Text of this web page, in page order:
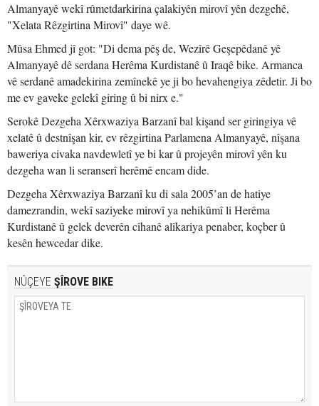
Almanyayê wekî rûmetdarkirina çalakiyên mirovî yên dezgehê,
"Xelata Rêzgirtina Mirovî" daye wê.
Mûsa Ehmed jî got: "Di dema pêş de, Wezîrê Geşepêdanê yê
Almanyayê dê serdana Herêma Kurdistanê û Iraqê bike. Armanca
vê serdanê amadekirina zemînekê ye ji bo hevahengiya zêdetir. Ji bo
me ev gaveke gelekî giring û bi nirx e."
Serokê Dezgeha Xêrxwaziya Barzanî bal kişand ser giringiya vê
xelatê û destnîşan kir, ev rêzgirtina Parlamena Almanyayê, nîşana
baweriya civaka navdewletî ye bi kar û projeyên mirovî yên ku
dezgeha wan li seranserî herêmê encam dide.
Dezgeha Xêrxwaziya Barzanî ku di sala 2005’an de hatiye
damezrandin, wekî saziyeke mirovî ya nehikûmî li Herêma
Kurdistanê û gelek deverên cîhanê alîkariya penaber, koçber û
kesên hewcedar dike.
NÛÇEYE ŞÎROVE BIKE